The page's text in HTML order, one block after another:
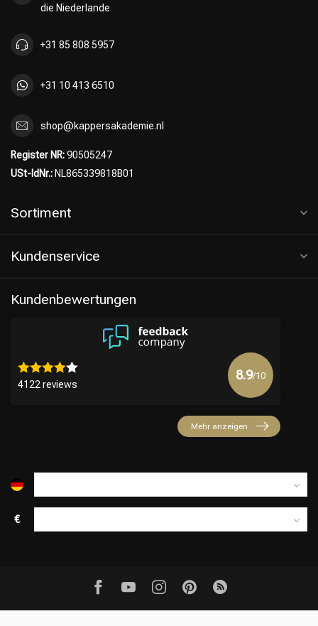
die Niederlande
+31 85 808 5957
+31 10 413 6510
shop@kappersakademie.nl
Register NR:90505247
USt-IdNr.: NL865339818B01
Sortiment
Kundenservice
Kundenbewertungen
4122 reviews
8.9/10
Mehr anzeigen
€